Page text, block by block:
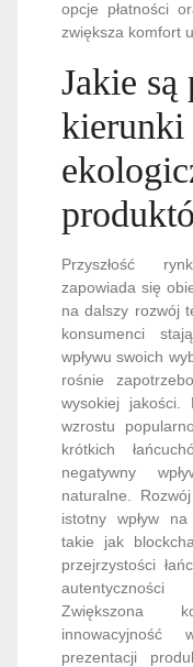
opcje płatności
zwiększa komfort
Jakie są
kierunki
Przyszłość
zapowiada się
na dalszy rozwój
konsumenci
wpływu swoich
rośnie
wysokiej jakości.
wzrostu
krótkich
negatywny
naturalne.
istotny wpływ
takie jak
przejrzystości
Zwiększona
prezentacji